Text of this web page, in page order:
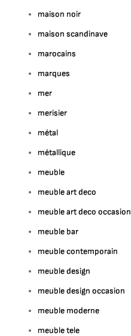
maison noir
maison scandinave
marocains
marques
mer
merisier
métal
métallique
meuble
meuble art deco
meuble art deco occasion
meuble bar
meuble contemporain
meuble design
meuble design occasion
meuble moderne
meuble tele